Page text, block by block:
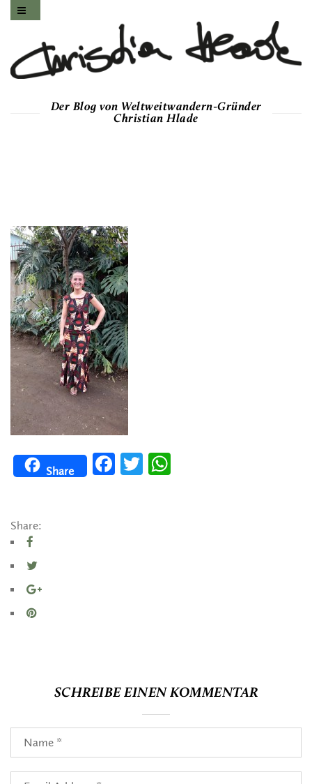
Der Blog von Weltweitwandern-Gründer
Christian Hlade
Share
FacebookTwitter
Share:
SCHREIBE EINEN KOMMENTAR